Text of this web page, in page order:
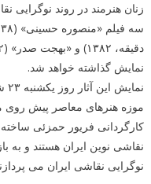
زنان هنرمند در روند نوگرایی
نمایش گذاشته خواهد شد.
موزه هنرهای معاصر پیش روی
کارگردانی فریور حمزئی
نقاشی نوین ایران هستند و به
نوگرایی نقاشی ایران می